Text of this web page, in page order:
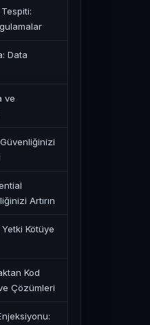
Data
ve
Artırın
Yetki Kötüye
Kod
Çözümleri